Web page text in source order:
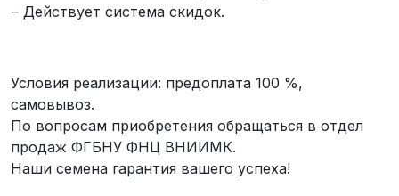
‒ Действует система скидок.
Условия реализации: предоплата 100 %,
самовывоз.
По вопросам приобретения обращаться в отдел
продаж ФГБНУ ФНЦ ВНИИМК.
Наши семена гарантия вашего успеха!